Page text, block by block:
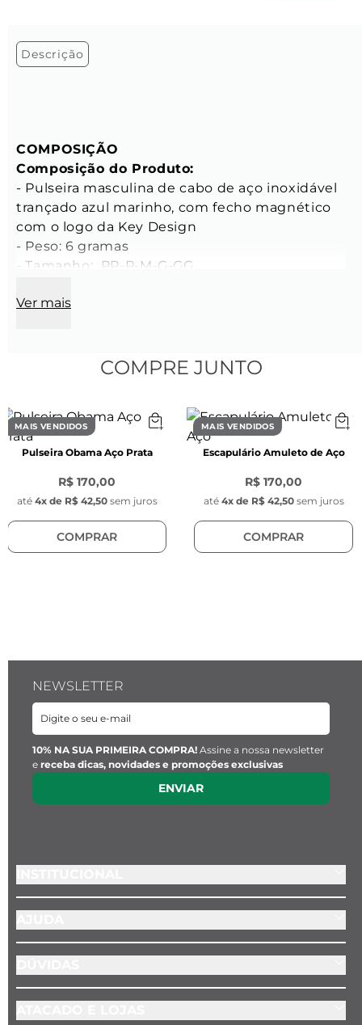
Descrição
COMPOSIÇÃO
Composição do Produto:
- Pulseira masculina de cabo de aço inoxidável
trançado azul marinho, com fecho magnético
com o logo da Key Design
- Peso: 6 gramas
- Tamanho:  PP-P-M-G-GG
CARACTERÍSTICAS
- Cor: Azul Marinho
- Fecho magnético de aço inoxidável, 6mm de
espessura
Características dos Passadores
PASSADOR RONDELLI
- Comprimento: 6 mm
- Espessura: 3 mm
- Cor: Prata
Ver mais
COMPRE JUNTO
MAIS VENDIDOS
Pulseira Obama Aço Prata
R$ 170,00
até 4x de R$ 42,50 sem juros
COMPRAR
MAIS VENDIDOS
Escapulário Amuleto de Aço
R$ 170,00
até 4x de R$ 42,50 sem juros
COMPRAR
NEWSLETTER
10% NA SUA PRIMEIRA COMPRA! Assine a nossa newsletter
e receba dicas, novidades e promoções exclusivas
ENVIAR